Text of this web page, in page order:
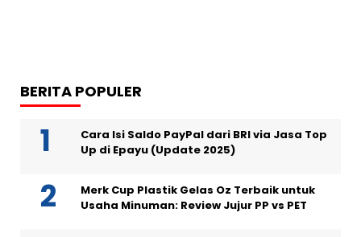
BERITA POPULER
Cara Isi Saldo PayPal dari BRI via Jasa Top
Up di Epayu (Update 2025)
Merk Cup Plastik Gelas Oz Terbaik untuk
Usaha Minuman: Review Jujur PP vs PET